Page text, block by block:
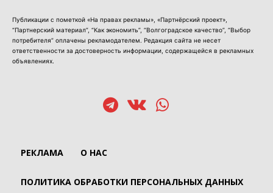
Публикации с пометкой «На правах рекламы», «Партнёрский проект»,
“Партнерский материал”, “Как экономить”, “Волгоградское качество”, “Выбор
потребителя” оплачены рекламодателем. Редакция сайта не несет
ответственности за достоверность информации, содержащейся в рекламных
объявлениях.
РЕКЛАМА О НАС
ПОЛИТИКА ОБРАБОТКИ ПЕРСОНАЛЬНЫХ ДАННЫХ